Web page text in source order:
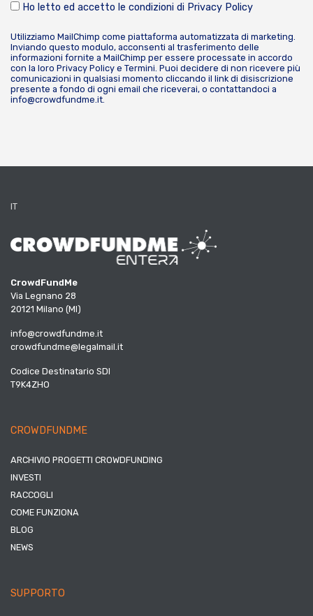
Ho letto ed accetto le condizioni di Privacy Policy
Utilizziamo MailChimp come piattaforma automatizzata di marketing.
Inviando questo modulo, acconsenti al trasferimento delle
informazioni fornite a MailChimp per essere processate in accordo
con la loro Privacy Policy e Termini . Puoi decidere di non ricevere più
comunicazioni in qualsiasi momento cliccando il link di disiscrizione
presente a fondo di ogni email che riceverai, o contattandoci a
info@crowdfundme.it
IT
CrowdFundMe
Via Legnano 28
20121 Milano (MI)
info@crowdfundme.it
crowdfundme@legalmail.it
Codice Destinatario SDI
T9K4ZHO
CROWDFUNDME
ARCHIVIO PROGETTI CROWDFUNDING
INVESTI
RACCOGLI
COME FUNZIONA
BLOG
NEWS
SUPPORTO